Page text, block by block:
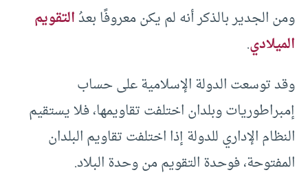
ومن الجدير بالذكر أنه لم يكن معروفًا بعدُالتقويم
الميلادي.
وقد توسعت الدولة الإسلامية على حساب
إمبراطوريات وبلدان اختلفت تقاويمها، فلا يستقيم
النظام الإداري للدولة إذا اختلفت تقاويم البلدان
المفتوحة، فوحدة التقويم من وحدة البلاد.